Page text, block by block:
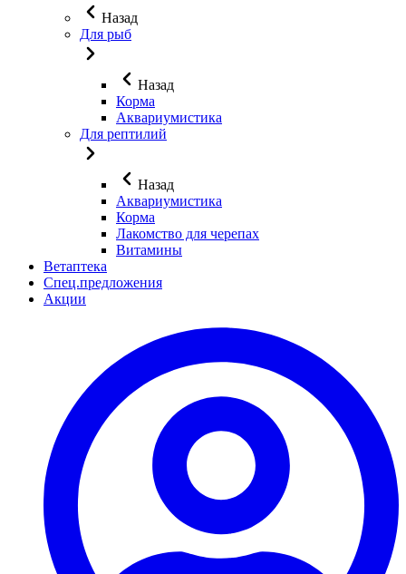
Назад
Для рыб
Назад
Корма
Аквариумистика
Для рептилий
Назад
Аквариумистика
Корма
Лакомство для черепах
Витамины
Ветаптека
Спец.предложения
Акции